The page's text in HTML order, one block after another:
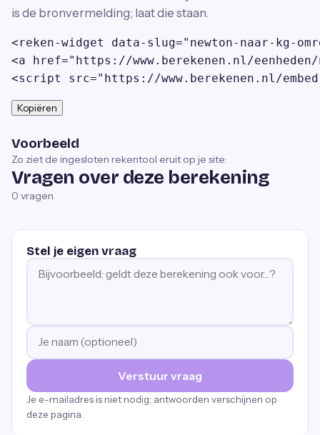
is de bronvermelding; laat die staan.
<reken-widget data-slug="newton-naar-kg-
<a href="https://www.berekenen.nl/eenheden/
<script src="https://www.berekenen.nl/
Kopiëren
Voorbeeld
Zo ziet de ingesloten rekentool eruit op je site:
Vragen over deze berekening
0 vragen
Stel je eigen vraag
Verstuur vraag
Je e-mailadres is niet nodig; antwoorden verschijnen op
deze pagina.